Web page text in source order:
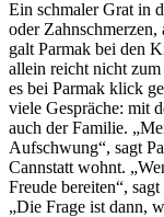
Ein schmaler Grat in
oder Zahnschmerzen,
galt Parmak bei den
allein reicht nicht
es bei Parmak klick
viele Gespräche: mit
auch der Familie.
Aufschwung“, sagt
Cannstatt wohnt.
Freude bereiten“,
„Die Frage ist dann,